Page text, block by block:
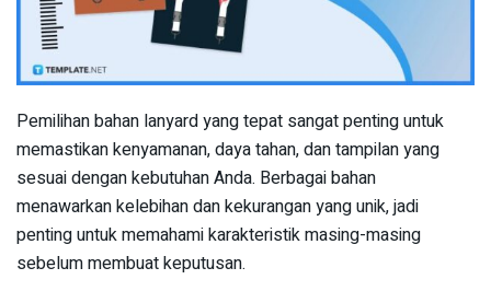
Pemilihan bahan lanyard yang tepat sangat penting untuk
memastikan kenyamanan, daya tahan, dan tampilan yang
sesuai dengan kebutuhan Anda. Berbagai bahan
menawarkan kelebihan dan kekurangan yang unik, jadi
penting untuk memahami karakteristik masing-masing
sebelum membuat keputusan.